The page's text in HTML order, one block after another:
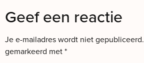
Geef een reactie
Je e-mailadres wordt niet gepubliceerd.
gemarkeerd met*